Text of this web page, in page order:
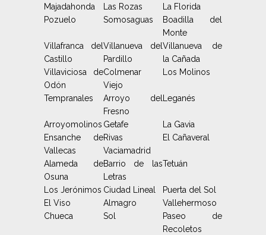
Majadahonda Las Rozas
La Florida
Pozuelo
Somosaguas
Boadilla del
Monte
Villafranca del
Castillo
Villanueva del
Pardillo
Villanueva de
la Cañada
Villaviciosa de
Odón
Colmenar
Viejo
Los Molinos
Tempranales
Arroyo del
Fresno
Leganés
Arroyomolinos Getafe
La Gavia
Ensanche de
Vallecas
Rivas
Vaciamadrid
El Cañaveral
Alameda de
Osuna
Barrio de las
Letras
Tetuán
Los Jerónimos Ciudad Lineal
Puerta del Sol
El Viso
Almagro
Vallehermoso
Chueca
Sol
Paseo de
Recoletos